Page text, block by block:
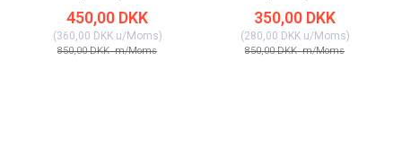
450,00 DKK
(360,00 DKKu/Moms)
850,00 DKKm/Moms
350,00 DKK
(280,00 DKKu/Moms)
850,00 DKKm/Moms